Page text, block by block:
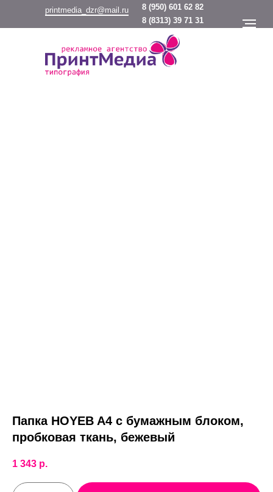
8 (950) 601 62 82
printmedia_dzr@mail.ru
8 (8313) 39 71 31
Папка HOYEB A4 с бумажным блоком,
пробковая ткань, бежевый
1 343 р.